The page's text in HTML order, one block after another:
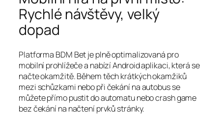
Rychlé návštěvy, velký
dopad
Platforma BDM Bet je plně optimalizovaná pro
mobilní prohlížeče a nabízí Android aplikaci, která se
načte okamžitě. Během těch krátkých okamžiků
mezi schůzkami nebo při čekání na autobus se
můžete přímo pustit do automatu nebo crash game
bez čekání na načtení prvků stránky.